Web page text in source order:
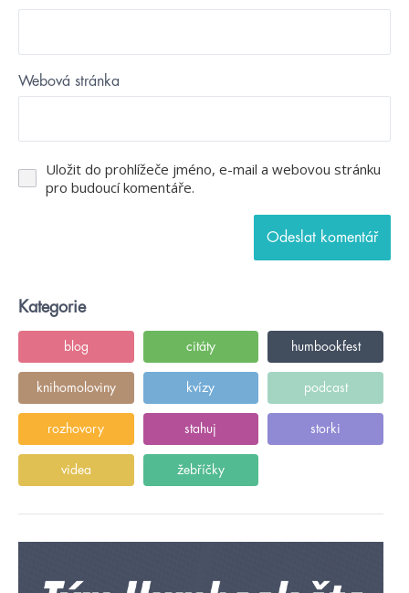
Webová stránka
Uložit do prohlížeče jméno, e-mail a webovou stránku
pro budoucí komentáře.
Kategorie
blog citáty humbookfest
knihomoloviny kvízy podcast
rozhovory stahuj storki
videa žebříčky